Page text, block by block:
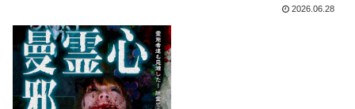
2026.06.28